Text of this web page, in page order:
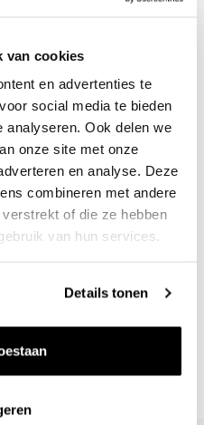
van cookies
en advertenties te
social media te bieden
analyseren. Ook delen we
onze site met onze
en analyse. Deze
combineren met andere
of die ze hebben
van hun services.
Details tonen
van de wijnboer
vanaf €115,00
te bestellen